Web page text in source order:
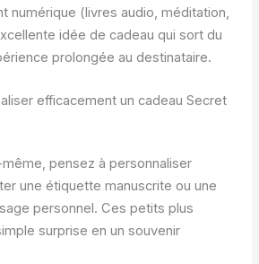
numérique (livres audio, méditation,
idée de cadeau qui sort du
prolongée au destinataire.
efficacement un cadeau Secret
pensez à personnaliser
une étiquette manuscrite ou une
personnel. Ces petits plus
surprise en un souvenir